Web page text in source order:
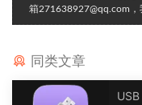
箱271638927@qq.com，
同类文章